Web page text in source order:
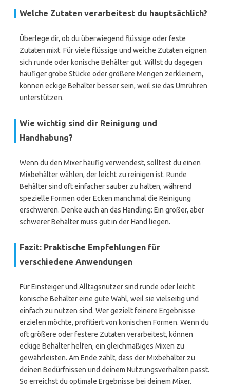
Welche Zutaten verarbeitest du hauptsächlich?
Überlege dir, ob du überwiegend flüssige oder feste
Zutaten mixt. Für viele flüssige und weiche Zutaten eignen
sich runde oder konische Behälter gut. Willst du dagegen
häufiger grobe Stücke oder größere Mengen zerkleinern,
können eckige Behälter besser sein, weil sie das Umrühren
unterstützen.
Wie wichtig sind dir Reinigung und
Handhabung?
Wenn du den Mixer häufig verwendest, solltest du einen
Mixbehälter wählen, der leicht zu reinigen ist. Runde
Behälter sind oft einfacher sauber zu halten, während
spezielle Formen oder Ecken manchmal die Reinigung
erschweren. Denke auch an das Handling: Ein großer, aber
schwerer Behälter muss gut in der Hand liegen.
Fazit: Praktische Empfehlungen für
verschiedene Anwendungen
Für Einsteiger und Alltagsnutzer sind runde oder leicht
konische Behälter eine gute Wahl, weil sie vielseitig und
einfach zu nutzen sind. Wer gezielt feinere Ergebnisse
erzielen möchte, profitiert von konischen Formen. Wenn du
oft größere oder festere Zutaten verarbeitest, können
eckige Behälter helfen, ein gleichmäßiges Mixen zu
gewährleisten. Am Ende zählt, dass der Mixbehälter zu
deinen Bedürfnissen und deinem Nutzungsverhalten passt.
So erreichst du optimale Ergebnisse bei deinem Mixer.